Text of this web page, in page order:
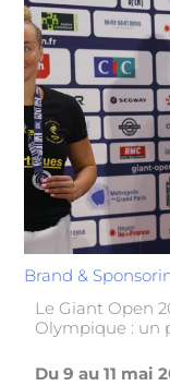
Brand &
Le Giant Open
Olympique : un
Du 9 au 11 mai